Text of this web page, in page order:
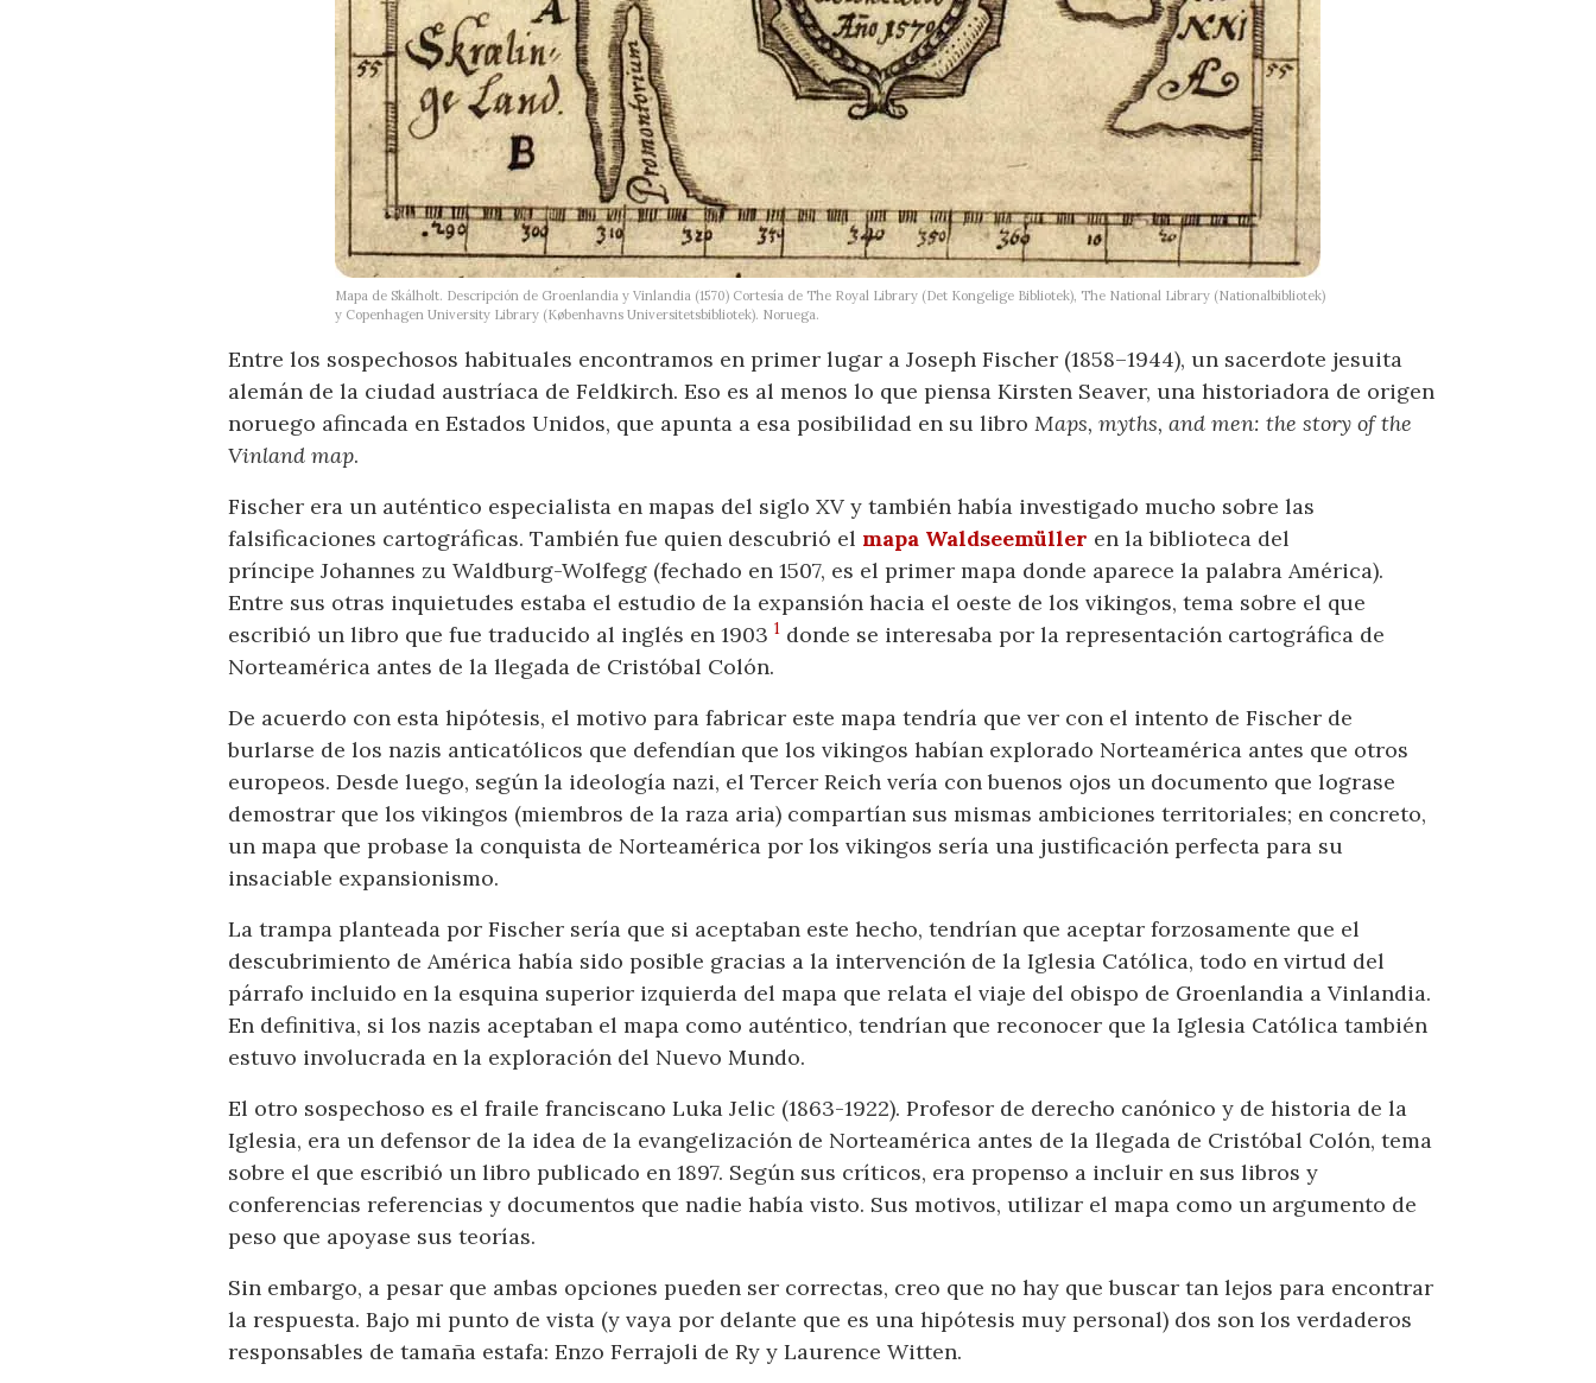
Mapa de Skálholt. Descripción de Groenlandia y Vinlandia (1570) Cortesía de The Royal Library (Det Kongelige Bibliotek), The National Library (Nationalbibliotek)
y Copenhagen University Library (Københavns Universitetsbibliotek). Noruega.
Entre los sospechosos habituales encontramos en primer lugar a Joseph Fischer (1858–1944), un sacerdote jesuita
alemán de la ciudad austríaca de Feldkirch. Eso es al menos lo que piensa Kirsten Seaver, una historiadora de origen
noruego afincada en Estados Unidos, que apunta a esa posibilidad en su libro Maps, myths, and men: the story of the
Vinland map.
Fischer era un auténtico especialista en mapas del siglo XV y también había investigado mucho sobre las
falsificaciones cartográficas. También fue quien descubrió el mapa Waldseemüller en la biblioteca del
príncipe Johannes zu Waldburg-Wolfegg (fechado en 1507, es el primer mapa donde aparece la palabra América).
Entre sus otras inquietudes estaba el estudio de la expansión hacia el oeste de los vikingos, tema sobre el que
escribió un libro que fue traducido al inglés en 1903 1 donde se interesaba por la representación cartográfica de
Norteamérica antes de la llegada de Cristóbal Colón.
De acuerdo con esta hipótesis, el motivo para fabricar este mapa tendría que ver con el intento de Fischer de
burlarse de los nazis anticatólicos que defendían que los vikingos habían explorado Norteamérica antes que otros
europeos. Desde luego, según la ideología nazi, el Tercer Reich vería con buenos ojos un documento que lograse
demostrar que los vikingos (miembros de la raza aria) compartían sus mismas ambiciones territoriales; en concreto,
un mapa que probase la conquista de Norteamérica por los vikingos sería una justificación perfecta para su
insaciable expansionismo.
La trampa planteada por Fischer sería que si aceptaban este hecho, tendrían que aceptar forzosamente que el
descubrimiento de América había sido posible gracias a la intervención de la Iglesia Católica, todo en virtud del
párrafo incluido en la esquina superior izquierda del mapa que relata el viaje del obispo de Groenlandia a Vinlandia.
En definitiva, si los nazis aceptaban el mapa como auténtico, tendrían que reconocer que la Iglesia Católica también
estuvo involucrada en la exploración del Nuevo Mundo.
El otro sospechoso es el fraile franciscano Luka Jelic (1863-1922). Profesor de derecho canónico y de historia de la
Iglesia, era un defensor de la idea de la evangelización de Norteamérica antes de la llegada de Cristóbal Colón, tema
sobre el que escribió un libro publicado en 1897. Según sus críticos, era propenso a incluir en sus libros y
conferencias referencias y documentos que nadie había visto. Sus motivos, utilizar el mapa como un argumento de
peso que apoyase sus teorías.
Sin embargo, a pesar que ambas opciones pueden ser correctas, creo que no hay que buscar tan lejos para encontrar
la respuesta. Bajo mi punto de vista (y vaya por delante que es una hipótesis muy personal) dos son los verdaderos
responsables de tamaña estafa: Enzo Ferrajoli de Ry y Laurence Witten.